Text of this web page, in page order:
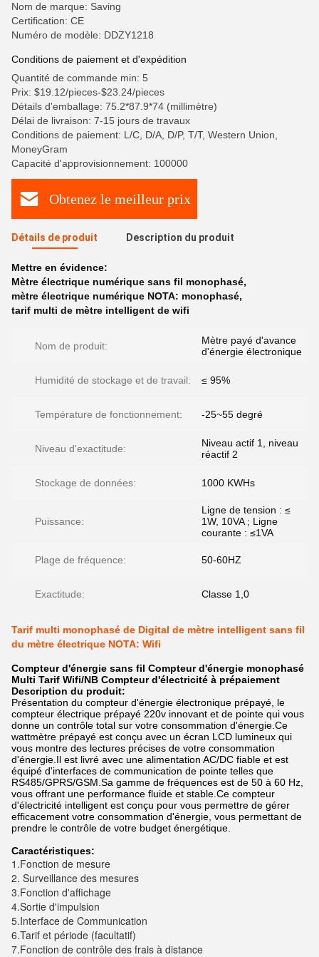
Nom de marque: Saving
Certification: CE
Numéro de modèle: DDZY1218
Conditions de paiement et d'expédition
Quantité de commande min: 5
Prix: $19.12/pieces-$23.24/pieces
Détails d'emballage: 75.2*87.9*74 (millimètre)
Délai de livraison: 7-15 jours de travaux
Conditions de paiement: L/C, D/A, D/P, T/T, Western Union,
MoneyGram
Capacité d'approvisionnement: 100000
Obtenez le meilleur prix
Détails de produit Description du produit
Mettre en évidence:
Mètre électrique numérique sans fil monophasé,
mètre électrique numérique NOTA: monophasé,
tarif multi de mètre intelligent de wifi
Nom de produit:
Mètre payé d'avance
d'énergie électronique
Humidité de stockage et de travail: ≤ 95%
Température de fonctionnement: -25~55 degré
Niveau d'exactitude:
Niveau actif 1, niveau
réactif 2
Stockage de données: 1000 KWHs
Puissance:
Ligne de tension : ≤
1W, 10VA ; Ligne
courante : ≤1VA
Plage de fréquence: 50-60HZ
Exactitude: Classe 1,0
Tarif multi monophasé de Digital de mètre intelligent sans fil
du mètre électrique NOTA: Wifi
Compteur d'énergie sans fil Compteur d'énergie monophasé
Multi Tarif Wifi/NB Compteur d'électricité à prépaiement
Description du produit:
Présentation du compteur d'énergie électronique prépayé, le
compteur électrique prépayé 220v innovant et de pointe qui vous
donne un contrôle total sur votre consommation d'énergie.Ce
wattmètre prépayé est conçu avec un écran LCD lumineux qui
vous montre des lectures précises de votre consommation
d'énergie.Il est livré avec une alimentation AC/DC fiable et est
équipé d'interfaces de communication de pointe telles que
RS485/GPRS/GSM.Sa gamme de fréquences est de 50 à 60 Hz,
vous offrant une performance fluide et stable.Ce compteur
d'électricité intelligent est conçu pour vous permettre de gérer
efficacement votre consommation d'énergie, vous permettant de
prendre le contrôle de votre budget énergétique.
Caractéristiques:
1.Fonction de mesure
2. Surveillance des mesures
3.Fonction d'affichage
4.Sortie d'impulsion
5.Interface de Communication
6.Tarif et période (facultatif)
7.Fonction de contrôle des frais à distance